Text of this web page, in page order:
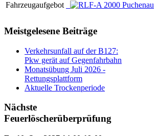
Fahrzeugaufgebot
Meistgelesene Beiträge
Verkehrsunfall auf der B127:
Pkw gerät auf Gegenfahrbahn
Monatsübung Juli 2026 -
Rettungsplattform
Aktuelle Trockenperiode
Nächste
Feuerlöscherüberprüfung